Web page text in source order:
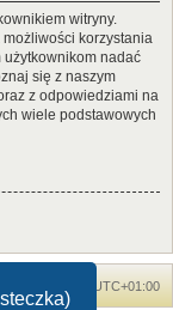
witryny.
korzystania
użytkownikom nadać
się z naszym
z odpowiedziami na
wiele podstawowych
UTC+01:00